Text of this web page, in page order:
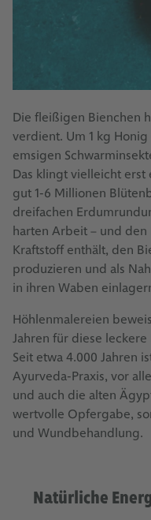
Die fleißigen Bienchen
verdient. Um 1 kg
emsigen
Das klingt vielleicht
gut 1-6 Millionen
dreifachen
harten Arbeit – und
Kraftstoff enthält, den
produzieren und als
in ihren Waben
Höhlenmalereien
Jahren für diese
Seit etwa 4.000 Jahren
Ayurveda-Praxis, vor
und auch die alten
wertvolle Opfergabe,
und Wundbehandlung.
Natürliche